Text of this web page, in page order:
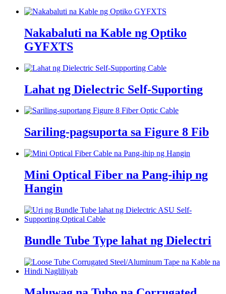
Nakabaluti na Kable ng Optiko
GYFXTS
Lahat ng Dielectric Self-Suporting
Sariling-pagsuporta sa Figure 8 Fib
Mini Optical Fiber na Pang-ihip ng
Hangin
Bundle Tube Type lahat ng Dielectri